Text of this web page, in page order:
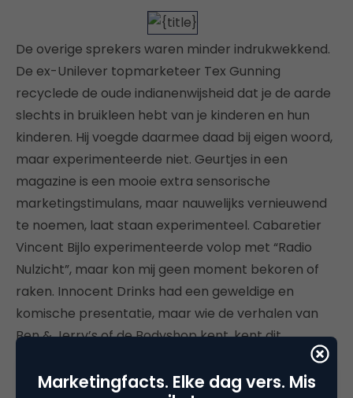
De overige sprekers waren minder indrukwekkend.
De ex-Unilever topmarketeer Tex Gunning
recyclede de oude indianenwijsheid dat je de aarde
slechts in bruikleen hebt van je kinderen en hun
kinderen. Hij voegde daarmee daad bij eigen woord,
maar experimenteerde niet. Geurtjes in een
magazine is een mooie extra sensorische
marketingstimulans, maar nauwelijks vernieuwend
te noemen, laat staan experimenteel. Cabaretier
Vincent Bijlo experimenteerde volop met “Radio
Nulzicht”, maar kon mij geen moment bekoren of
raken. Innocent Drinks had een geweldige en
komische presentatie, maar wie de verhalen van
Ben & Jerry’s of de Bodyshop kent, kent dit
“experiment” ook wel. Roper van Bol.com vertelde
een mooi verhaal over bijna 10 jaar online shoppen,
Marketingfacts. Elke dag vers. Mis